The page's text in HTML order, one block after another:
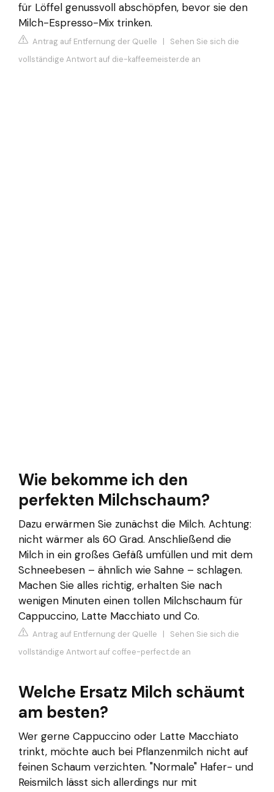
für Löffel genussvoll abschöpfen, bevor sie den
Milch-Espresso-Mix trinken.
Antrag auf Entfernung der Quelle | Sehen Sie sich die
vollständige Antwort auf die-kaffeemeister.de an
Wie bekomme ich den
perfekten Milchschaum?
Dazu erwärmen Sie zunächst die Milch. Achtung:
nicht wärmer als 60 Grad. Anschließend die
Milch in ein großes Gefäß umfüllen und mit dem
Schneebesen – ähnlich wie Sahne – schlagen.
Machen Sie alles richtig, erhalten Sie nach
wenigen Minuten einen tollen Milchschaum für
Cappuccino, Latte Macchiato und Co.
Antrag auf Entfernung der Quelle | Sehen Sie sich die
vollständige Antwort auf coffee-perfect.de an
Welche Ersatz Milch schäumt
am besten?
Wer gerne Cappuccino oder Latte Macchiato
trinkt, möchte auch bei Pflanzenmilch nicht auf
feinen Schaum verzichten. "Normale" Hafer- und
Reismilch lässt sich allerdings nur mit